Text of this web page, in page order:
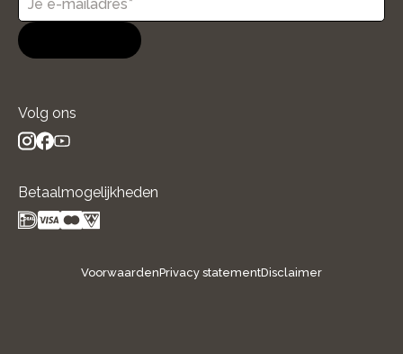
Volg ons
Betaalmogelijkheden
VoorwaardenPrivacy statementDisclaimer